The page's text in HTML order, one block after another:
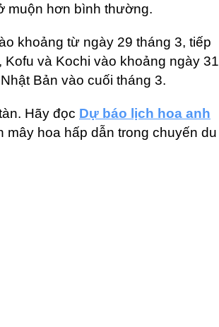
muộn hơn bình thường.
khoảng từ ngày 29 tháng 3, tiếp
và Kochi vào khoảng ngày 31
Bản vào cuối tháng 3.
Hãy đọc Dự báo lịch hoa anh
mây hoa hấp dẫn trong chuyến du